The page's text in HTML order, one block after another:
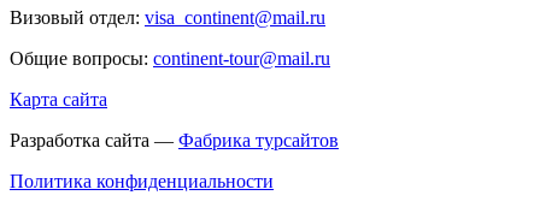
Визовый отдел: visa_continent@mail.ru
Общие вопросы: continent-tour@mail.ru
Карта сайта
Разработка сайта — Фабрика турсайтов
Политика конфиденциальности